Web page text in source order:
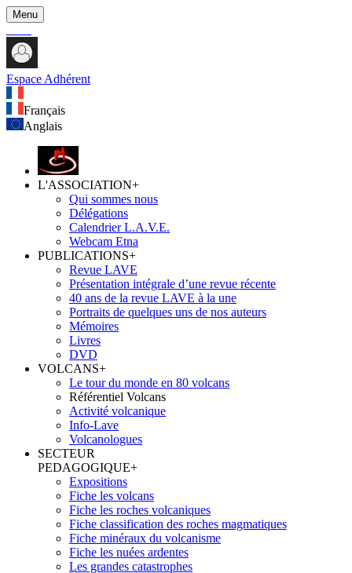
Menu
Espace Adhérent
Français
Anglais
L'ASSOCIATION+
Qui sommes nous
Délégations
Calendrier L.A.V.E.
Webcam Etna
PUBLICATIONS+
Revue LAVE
Présentation intégrale d’une revue récente
40 ans de la revue LAVE à la une
Portraits de quelques uns de nos auteurs
Mémoires
Livres
DVD
VOLCANS+
Le tour du monde en 80 volcans
Référentiel Volcans
Activité volcanique
Info-Lave
Volcanologues
SECTEUR
PEDAGOGIQUE+
Expositions
Fiche les volcans
Fiche les roches volcaniques
Fiche classification des roches magmatiques
Fiche minéraux du volcanisme
Fiche les nuées ardentes
Les grandes catastrophes